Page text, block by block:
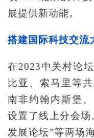
展提供新动能。
搭建国际科技交流
在2023中关村论
比亚、索马里等
南非约翰内斯堡
设置了线上分会
发展论坛”等两场